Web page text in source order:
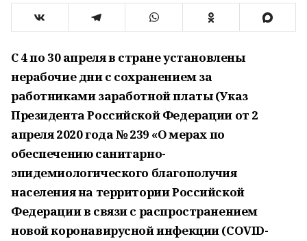
С 4 по 30 апреля в стране установлены
нерабочие дни с сохранением за
работниками заработной платы (Указ
Президента Российской Федерации от 2
апреля 2020 года № 239 «О мерах по
обеспечению санитарно-
эпидемиологического благополучия
населения на территории Российской
Федерации в связи с распространением
новой коронавирусной инфекции (COVID-